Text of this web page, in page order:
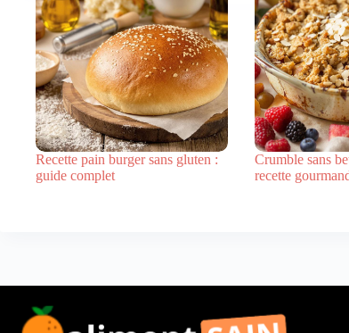
Recette pain burger sans gluten :
guide complet
Crumble sans
recette